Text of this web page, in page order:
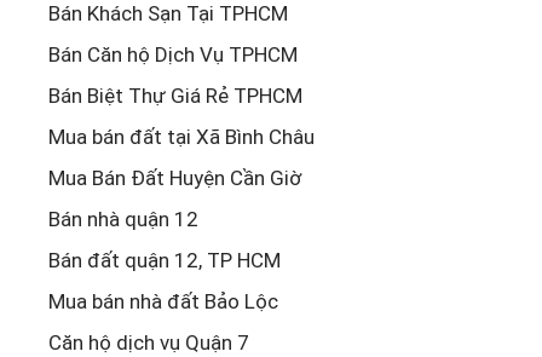
Bán Khách Sạn Tại TPHCM
Bán Căn hộ Dịch Vụ TPHCM
Bán Biệt Thự Giá Rẻ TPHCM
Mua bán đất tại Xã Bình Châu
Mua Bán Đất Huyện Cần Giờ
Bán nhà quận 12
Bán đất quận 12, TP HCM
Mua bán nhà đất Bảo Lộc
Căn hộ dịch vụ Quận 7